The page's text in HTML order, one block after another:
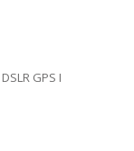
DSLR GPS I